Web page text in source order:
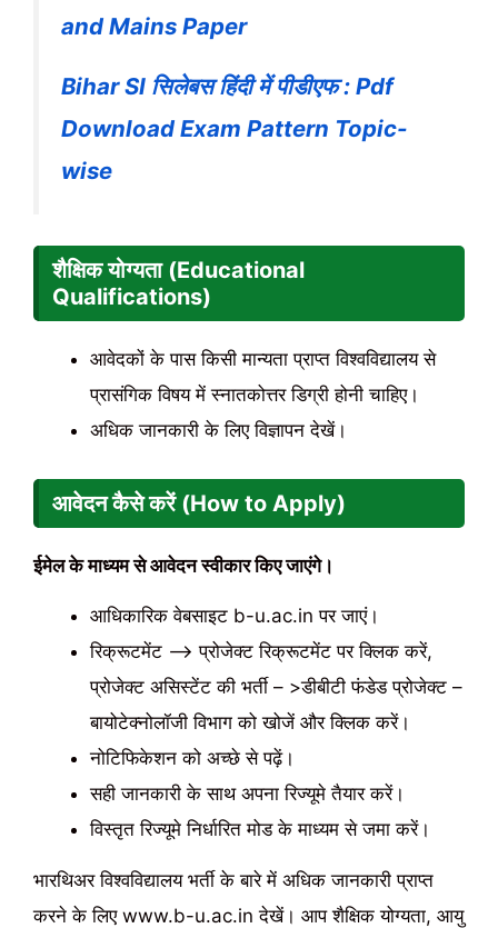
and Mains Paper
Bihar SI सिलेबस हिंदी में पीडीएफ : Pdf
Download Exam Pattern Topic-
wise
शैक्षिक योग्यता (Educational
Qualifications)
आवेदकों के पास किसी मान्यता प्राप्त विश्वविद्यालय से
प्रासंगिक विषय में स्नातकोत्तर डिग्री होनी चाहिए।
अधिक जानकारी के लिए विज्ञापन देखें।
आवेदन कैसे करें (How to Apply)
ईमेल के माध्यम से आवेदन स्वीकार किए जाएंगे।
आधिकारिक वेबसाइट b-u.ac.in पर जाएं।
रिक्रूटमेंट –> प्रोजेक्ट रिक्रूटमेंट पर क्लिक करें,
प्रोजेक्ट असिस्टेंट की भर्ती – >डीबीटी फंडेड प्रोजेक्ट –
बायोटेक्नोलॉजी विभाग को खोजें और क्लिक करें।
नोटिफिकेशन को अच्छे से पढ़ें।
सही जानकारी के साथ अपना रिज्यूमे तैयार करें।
विस्तृत रिज्यूमे निर्धारित मोड के माध्यम से जमा करें।
भारथिअर विश्वविद्यालय भर्ती के बारे में अधिक जानकारी प्राप्त
करने के लिए www.b-u.ac.in देखें। आप शैक्षिक योग्यता, आयु